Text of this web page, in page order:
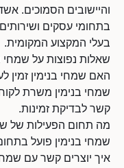
והיישובים הסמוכים.
בתחומי עסקים
בעלי המקצוע המקומית.
שאלות נפוצות על שמחי
האם שמחי בנימין זמין
שמחי בנימין משרת
קשר לבדיקת זמינות.
מה תחום הפעילות של
שמחי בנימין פועל
איך יוצרים קשר עם